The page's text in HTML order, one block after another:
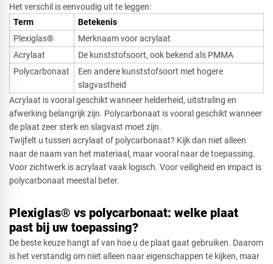
Het verschil is eenvoudig uit te leggen:
Term​
Betekenis
Plexiglas®
Merknaam voor acrylaat
Acrylaat
De kunststofsoort, ook bekend als PMMA
Polycarbonaat
Een andere kunststofsoort met hogere
slagvastheid
Acrylaat is vooral geschikt wanneer helderheid, uitstraling en
afwerking belangrijk zijn. Polycarbonaat is vooral geschikt wanneer
de plaat zeer sterk en slagvast moet zijn.
Twijfelt u tussen acrylaat of polycarbonaat? Kijk dan niet alleen
naar de naam van het materiaal, maar vooral naar de toepassing.
Voor zichtwerk is acrylaat vaak logisch. Voor veiligheid en impact is
polycarbonaat meestal beter.
Plexiglas® vs polycarbonaat: welke plaat
past bij uw toepassing?
De beste keuze hangt af van hoe u de plaat gaat gebruiken. Daarom
is het verstandig om niet alleen naar eigenschappen te kijken, maar